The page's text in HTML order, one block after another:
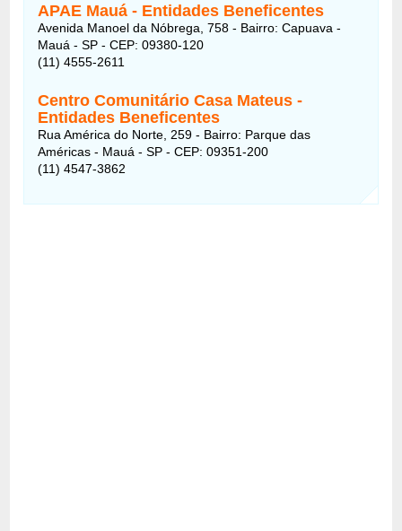
APAE Mauá - Entidades Beneficentes
Avenida Manoel da Nóbrega, 758 - Bairro: Capuava -
Mauá - SP - CEP: 09380-120
(11) 4555-2611
Centro Comunitário Casa Mateus -
Entidades Beneficentes
Rua América do Norte, 259 - Bairro: Parque das
Américas - Mauá - SP - CEP: 09351-200
(11) 4547-3862